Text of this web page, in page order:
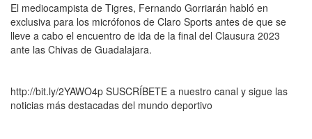
El mediocampista de Tigres, Fernando Gorriarán habló en
exclusiva para los micrófonos de Claro Sports antes de que se
lleve a cabo el encuentro de ida de la final del Clausura 2023
ante las Chivas de Guadalajara.
http://bit.ly/2YAWO4p SUSCRÍBETE a nuestro canal y sigue las
noticias más destacadas del mundo deportivo